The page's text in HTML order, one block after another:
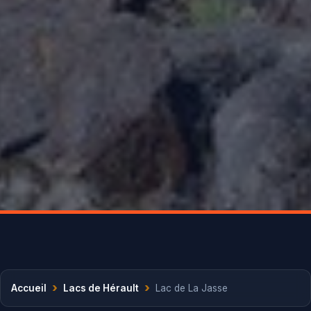
Accueil › Lacs de Hérault › Lac de La Jasse